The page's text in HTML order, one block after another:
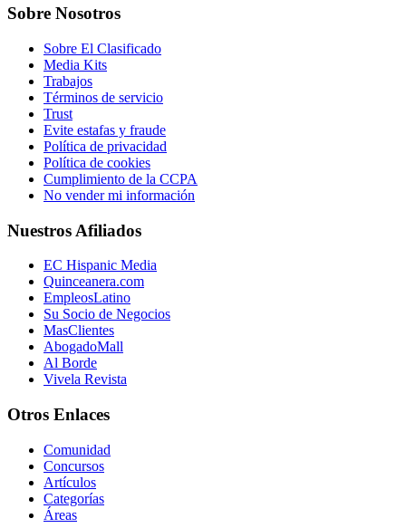
Sobre Nosotros
Sobre El Clasificado
Media Kits
Trabajos
Términos de servicio
Trust
Evite estafas y fraude
Política de privacidad
Política de cookies
Cumplimiento de la CCPA
No vender mi información
Nuestros Afiliados
EC Hispanic Media
Quinceanera.com
EmpleosLatino
Su Socio de Negocios
MasClientes
AbogadoMall
Al Borde
Vivela Revista
Otros Enlaces
Comunidad
Concursos
Artículos
Categorías
Áreas